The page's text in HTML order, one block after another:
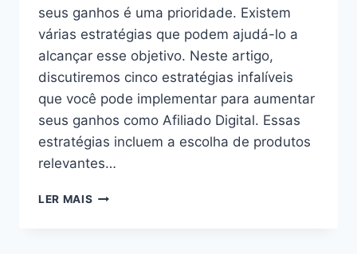
seus ganhos é uma prioridade. Existem
várias estratégias que podem ajudá-lo a
alcançar esse objetivo. Neste artigo,
discutiremos cinco estratégias infalíveis
que você pode implementar para aumentar
seus ganhos como Afiliado Digital. Essas
estratégias incluem a escolha de produtos
relevantes…
LER MAIS